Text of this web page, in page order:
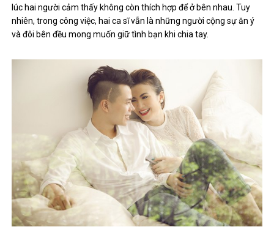
lúc hai người cảm thấy không còn thích hợp để ở bên nhau. Tuy
nhiên, trong công việc, hai ca sĩ vẫn là những người cộng sự ăn ý
và đôi bên đều mong muốn giữ tình bạn khi chia tay.